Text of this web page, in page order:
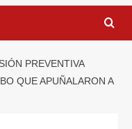
PREVENTIVA
QUE APUÑALARON A